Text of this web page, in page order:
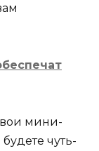
мини-
чуть-